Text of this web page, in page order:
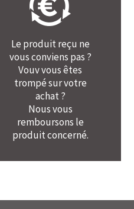
Le produit reçu ne
vous conviens pas ?
Vouv vous êtes
trompé sur votre
achat ?
Nous vous
remboursons le
produit concerné.